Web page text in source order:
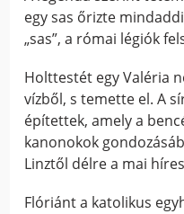
egy sas őrizte
„sas”, a római légiók
Holttestét egy Valéria
vízből, s temette el. A
építettek, amely a
kanonokok
Linztől délre a mai
Flóriánt a katolikus